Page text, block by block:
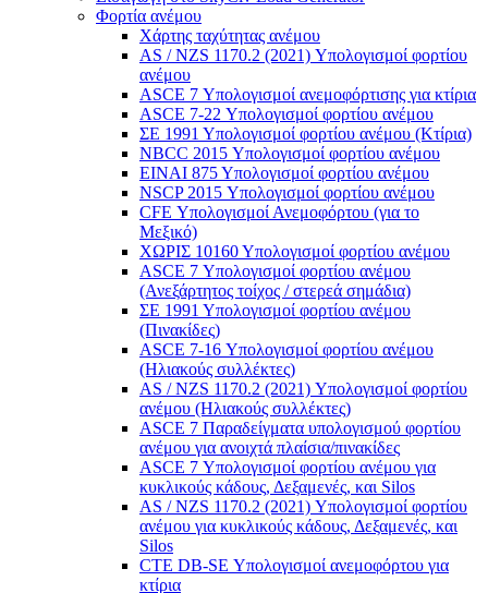
Φορτία ανέμου
Χάρτης ταχύτητας ανέμου
AS / NZS 1170.2 (2021) Υπολογισμοί φορτίου
ανέμου
ASCE 7 Υπολογισμοί ανεμοφόρτισης για κτίρια
ASCE 7-22 Υπολογισμοί φορτίου ανέμου
ΣΕ 1991 Υπολογισμοί φορτίου ανέμου (Κτίρια)
NBCC 2015 Υπολογισμοί φορτίου ανέμου
ΕΙΝΑΙ 875 Υπολογισμοί φορτίου ανέμου
NSCP 2015 Υπολογισμοί φορτίου ανέμου
CFE Υπολογισμοί Ανεμοφόρτου (για το
Μεξικό)
ΧΩΡΙΣ 10160 Υπολογισμοί φορτίου ανέμου
ASCE 7 Υπολογισμοί φορτίου ανέμου
(Ανεξάρτητος τοίχος / στερεά σημάδια)
ΣΕ 1991 Υπολογισμοί φορτίου ανέμου
(Πινακίδες)
ASCE 7-16 Υπολογισμοί φορτίου ανέμου
(Ηλιακούς συλλέκτες)
AS / NZS 1170.2 (2021) Υπολογισμοί φορτίου
ανέμου (Ηλιακούς συλλέκτες)
ASCE 7 Παραδείγματα υπολογισμού φορτίου
ανέμου για ανοιχτά πλαίσια/πινακίδες
ASCE 7 Υπολογισμοί φορτίου ανέμου για
κυκλικούς κάδους, Δεξαμενές, και Silos
AS / NZS 1170.2 (2021) Υπολογισμοί φορτίου
ανέμου για κυκλικούς κάδους, Δεξαμενές, και
Silos
CTE DB-SE Υπολογισμοί ανεμοφόρτου για
κτίρια